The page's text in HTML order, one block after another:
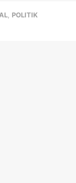
POLITIK